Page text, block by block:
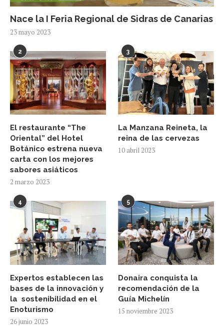
Nace la I Feria Regional de Sidras de Canarias
23 mayo 2023
2
El restaurante “The
Oriental” del Hotel
Botánico estrena nueva
carta con los mejores
sabores asiáticos
2 marzo 2023
3
La Manzana Reineta, la
reina de las cervezas
10 abril 2023
4
Expertos establecen las
bases de la innovación y
la sostenibilidad en el
Enoturismo
26 junio 2023
5
Donaira conquista la
recomendación de la
Guía Michelín
15 noviembre 2023